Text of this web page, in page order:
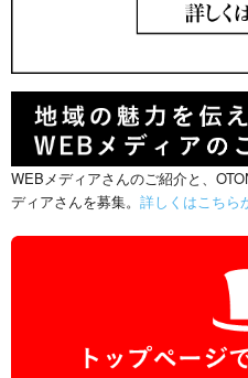
WEBメディアさんのご紹介と、
ディアさんを募集。 詳しくはこちら